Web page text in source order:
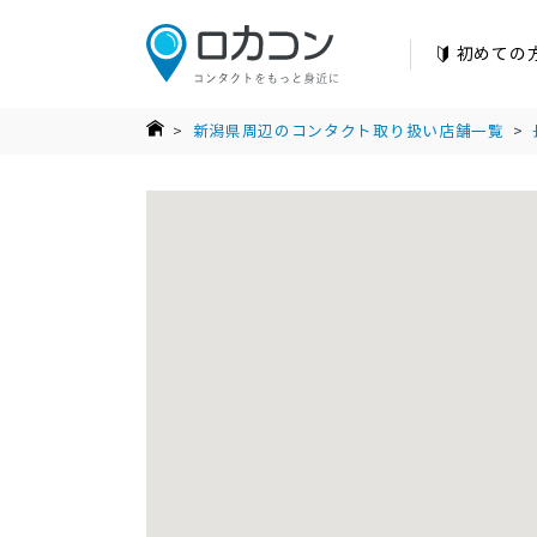
初めての
> 新潟県周辺のコンタクト取り扱い店舗一覧 >